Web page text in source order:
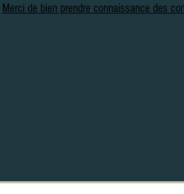
Merci de bien prendre connaissance des